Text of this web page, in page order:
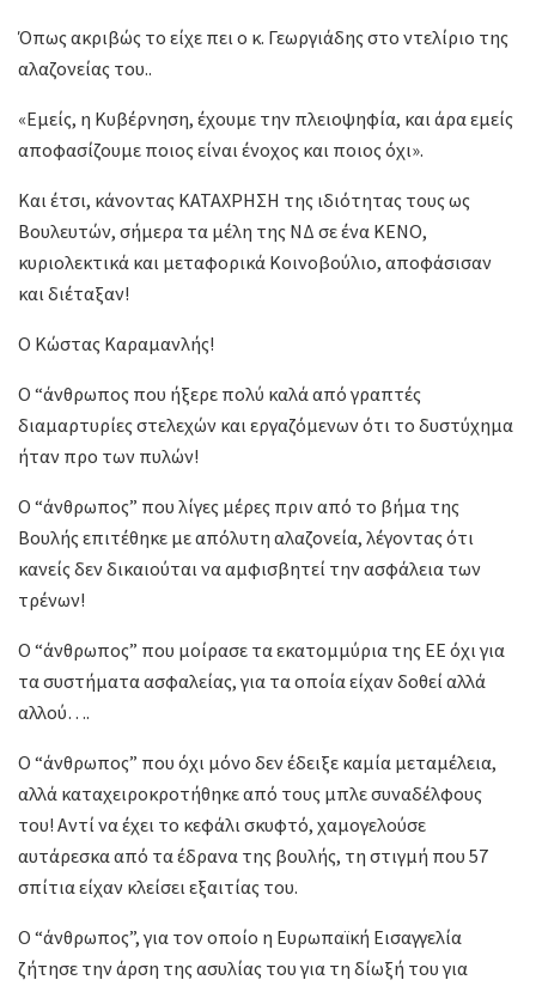
Όπως ακριβώς το είχε πει ο κ. Γεωργιάδης στο ντελίριο της
αλαζονείας του..
«Εμείς, η Κυβέρνηση, έχουμε την πλειοψηφία, και άρα εμείς
αποφασίζουμε ποιος είναι ένοχος και ποιος όχι».
Και έτσι, κάνοντας ΚΑΤΑΧΡΗΣΗ της ιδιότητας τους ως
Βουλευτών, σήμερα τα μέλη της ΝΔ σε ένα ΚΕΝΟ,
κυριολεκτικά και μεταφορικά Κοινοβούλιο, αποφάσισαν
και διέταξαν!
Ο Κώστας Καραμανλής!
Ο “άνθρωπος που ήξερε πολύ καλά από γραπτές
διαμαρτυρίες στελεχών και εργαζόμενων ότι το δυστύχημα
ήταν προ των πυλών!
Ο “άνθρωπος” που λίγες μέρες πριν από το βήμα της
Βουλής επιτέθηκε με απόλυτη αλαζονεία, λέγοντας ότι
κανείς δεν δικαιούται να αμφισβητεί την ασφάλεια των
τρένων!
Ο “άνθρωπος” που μοίρασε τα εκατομμύρια της ΕΕ όχι για
τα συστήματα ασφαλείας, για τα οποία είχαν δοθεί αλλά
αλλού….
Ο “άνθρωπος” που όχι μόνο δεν έδειξε καμία μεταμέλεια,
αλλά καταχειροκροτήθηκε από τους μπλε συναδέλφους
του! Αντί να έχει το κεφάλι σκυφτό, χαμογελούσε
αυτάρεσκα από τα έδρανα της βουλής, τη στιγμή που 57
σπίτια είχαν κλείσει εξαιτίας του.
Ο “άνθρωπος”, για τον οποίο η Ευρωπαϊκή Εισαγγελία
ζήτησε την άρση της ασυλίας του για τη δίωξή του για